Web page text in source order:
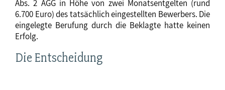
Abs. 2 AGG in Höhe von zwei Monatsentgelten (rund
6.700 Euro) des tatsächlich eingestellten Bewerbers. Die
eingelegte Berufung durch die Beklagte hatte keinen
Erfolg.
Die Entscheidung